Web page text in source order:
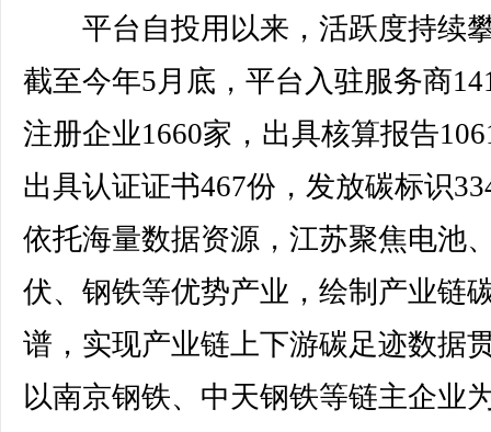
平台自投用以来，活跃度持续
截至今年5月底，平台入驻服务商
注册企业1660家，出具核算报告
出具认证证书467份，发放碳标识
依托海量数据资源，江苏聚焦电池
伏、钢铁等优势产业，绘制产业链
谱，实现产业链上下游碳足迹数据
以南京钢铁、中天钢铁等链主企业